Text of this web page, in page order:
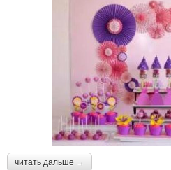
читать дальше →